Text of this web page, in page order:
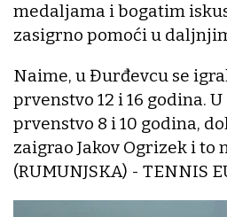
medaljama i bogatim
zasigrno pomoći u
Naime, u Đurđevcu se
prvenstvo 12 i 16 godina.
prvenstvo 8 i 10 godina,
zaigrao Jakov Ogrizek i to
(RUMUNJSKA) - TENNIS